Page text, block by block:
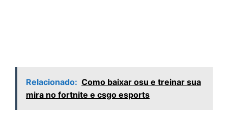
Relacionado: Como baixar osu e treinar sua
mira no fortnite e csgo esports